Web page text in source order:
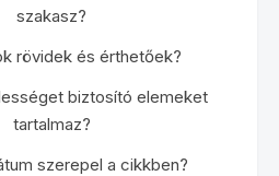
szakasz?
rövidek és érthetőek?
biztosító elemeket
tartalmaz?
szerepel a cikkben?